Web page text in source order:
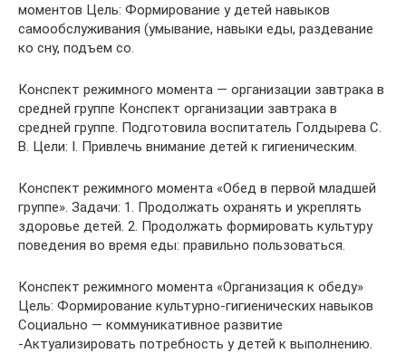
моментов Цель: Формирование у детей навыков
самообслуживания (умывание, навыки еды, раздевание
ко сну, подъем со.
Конспект режимного момента — организации завтрака в
средней группе Конспект организации завтрака в
средней группе. Подготовила воспитатель Голдырева С.
В. Цели: I. Привлечь внимание детей к гигиеническим.
Конспект режимного момента «Обед в первой младшей
группе». Задачи: 1. Продолжать охранять и укреплять
здоровье детей. 2. Продолжать формировать культуру
поведения во время еды: правильно пользоваться.
Конспект режимного момента «Организация к обеду»
Цель: Формирование культурно-гигиенических навыков
Социально — коммуникативное развитие
-Актуализировать потребность у детей к выполнению.